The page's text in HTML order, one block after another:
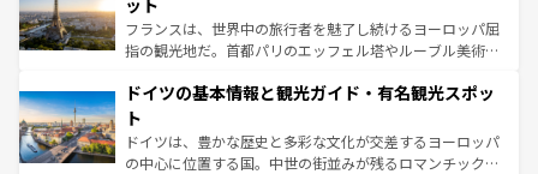
る。首都マドリードの洗練された雰囲気や、バルセロナの
アートに溢れた街角から、地方では古代ローマ遺跡や中世
せる。地方によって風土や気候が異なるスペインはその個
ンテンツ一覧 を参照してほしい。
ット
フランスは、世界中の旅行者を魅了し続けるヨーロッパ屈
指の観光地だ。首都パリのエッフェル塔やルーブル美術館
で、幅広い魅力が詰まっている。華麗な宮殿、歴史的な大
聖堂、美しいビーチ、そして豊かな自然が、訪れる者を心
から魅了する。また、フランスは美食の国としても知ら
れ、フランス料理はユネスコ無形文化遺産にも登録されて
ドイツの基本情報と観光ガイド・有名観光スポッ
ト
ドイツは、豊かな歴史と多彩な文化が交差するヨーロッパ
の中心に位置する国。中世の街並みが残るロマンチック街